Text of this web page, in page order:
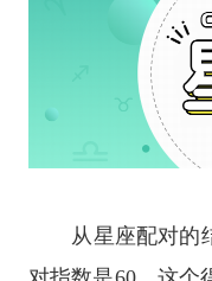
从星座配对的